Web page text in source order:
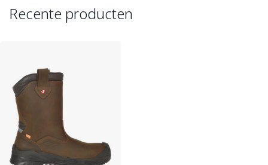
Recente producten